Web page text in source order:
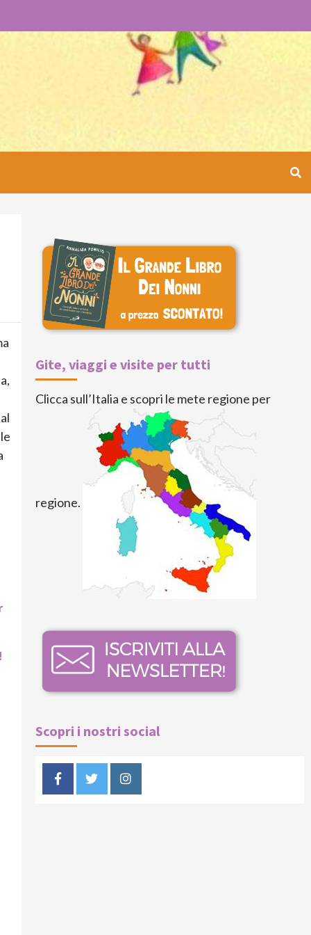
Gite, viaggi e visite per tutti
Clicca sull’Italia e scopri le mete regione per
regione.
Scopri i nostri social
FacebookTwitterInstagram